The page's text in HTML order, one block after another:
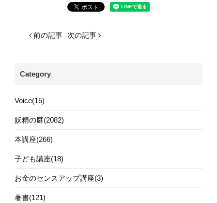
前の記事 次の記事
Category
Voice(15)
妖精の庭(2082)
本講座(266)
子ども講座(18)
お金のセンスアップ講座(3)
著書(121)